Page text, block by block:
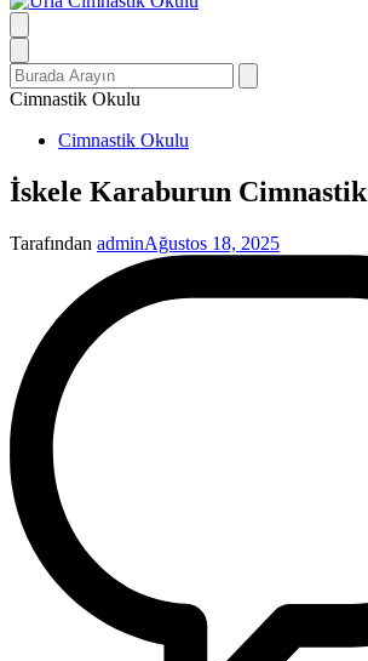
Search
for:
Cimnastik Okulu
YayınlananCimnastik Okulu
İskele Karaburun
Tarafından adminAğustos 18, 2025